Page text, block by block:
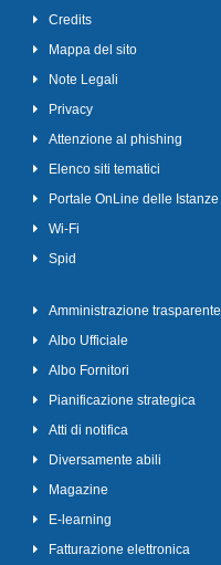
Credits
Mappa del sito
Note Legali
Privacy
Attenzione al phishing
Elenco siti tematici
Portale OnLine delle Istanze
Wi-Fi
Spid
Amministrazione trasparente
Albo Ufficiale
Albo Fornitori
Pianificazione strategica
Atti di notifica
Diversamente abili
Magazine
E-learning
Fatturazione elettronica